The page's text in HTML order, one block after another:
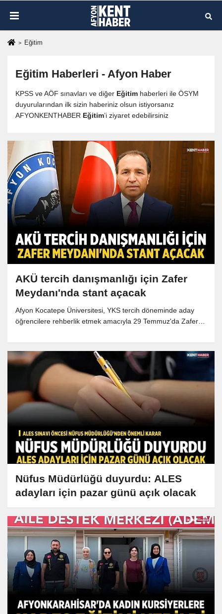
Eğitim
Eğitim Haberleri - Afyon Haber
KPSS ve AÖF sınavları ve diğer Eğitim haberleri ile ÖSYM
duyurularından ilk sizin haberiniz olsun istiyorsanız
AFYONKENTHABER Eğitim’i ziyaret edebilirsiniz
AKÜ tercih danışmanlığı için Zafer
Meydanı'nda stant açacak
Afyon Kocatepe Üniversitesi, YKS tercih döneminde aday
öğrencilere rehberlik etmek amacıyla 29 Temmuz'da Zafer
düzenleyecek. Akademisyenler, üniversitenin lisans ve ön
lisans programları hakkında adaylara birebir bilgi verecek.
Nüfus Müdürlüğü duyurdu: ALES
adayları için pazar günü açık olacak